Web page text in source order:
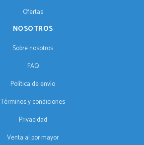
Ofertas
NOSOTROS
Sobre nosotros
FAQ
Política de envío
Términos y condiciones
Privacidad
Venta al por mayor